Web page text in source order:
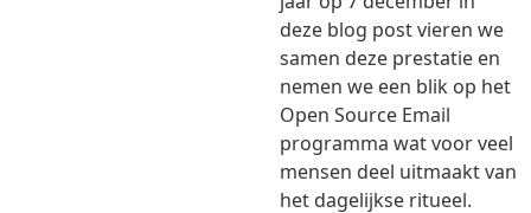
deze blog post vieren we
samen deze prestatie en
nemen we een blik op het
Open Source Email
programma wat voor veel
mensen deel uitmaakt van
het dagelijkse ritueel.